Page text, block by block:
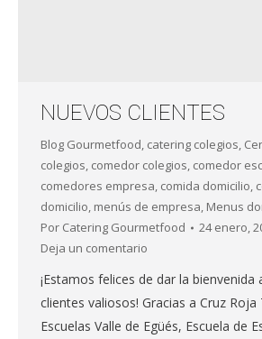
NUEVOS CLIENTES
Blog Gourmetfood, catering colegios,
colegios, comedor colegios, comedor
comedores empresa, comida domicilio,
domicilio, menús de empresa, Menus
Por Catering Gourmetfood
24 enero,
Deja un comentario
¡Estamos felices de dar la
clientes valiosos! Gracias a Cruz Roja
Escuelas Valle de Egüés, Escuela de